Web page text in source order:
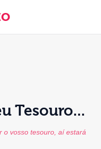
Tesouro...
o vosso tesouro, aí estará